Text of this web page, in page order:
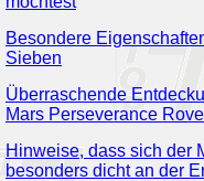
Besondere
Sieben
Überraschende
Mars Perseverance
Hinweise, dass sich der
besonders dicht an der